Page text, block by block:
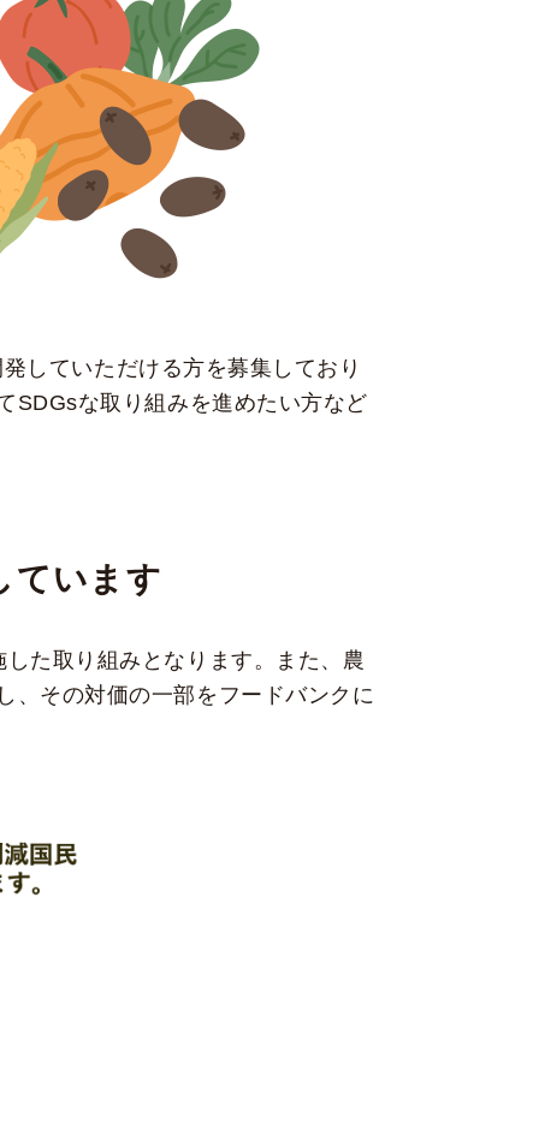
していただける方を募集しており
SDGsな取り組みを進めたい方など
ています
た取り組みとなります。また、農
、その対価の一部をフードバンクに